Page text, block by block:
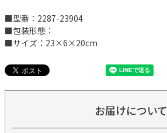
■型番：2287-23904
■包装形態：
■サイズ：23×6×20cm
お届けについて